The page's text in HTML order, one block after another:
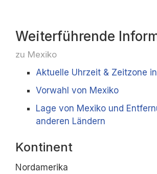
Weiterführende
zu Mexiko
Aktuelle Uhrzeit & Zeitzone
Vorwahl von Mexiko
Lage von Mexiko und
anderen Ländern
Kontinent
Nordamerika